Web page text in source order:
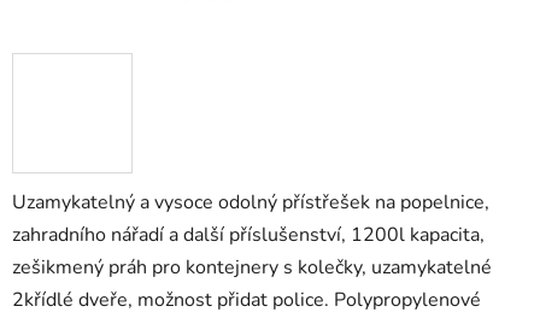
Uzamykatelný a vysoce odolný přístřešek na popelnice,
zahradního nářadí a další příslušenství, 1200l kapacita,
zešikmený práh pro kontejnery s kolečky, uzamykatelné
2křídlé dveře, možnost přidat police. Polypropylenové